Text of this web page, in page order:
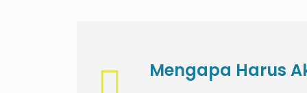
Mengapa Harus